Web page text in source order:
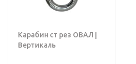
Карабин ст рез ОВАЛ |
Вертикаль